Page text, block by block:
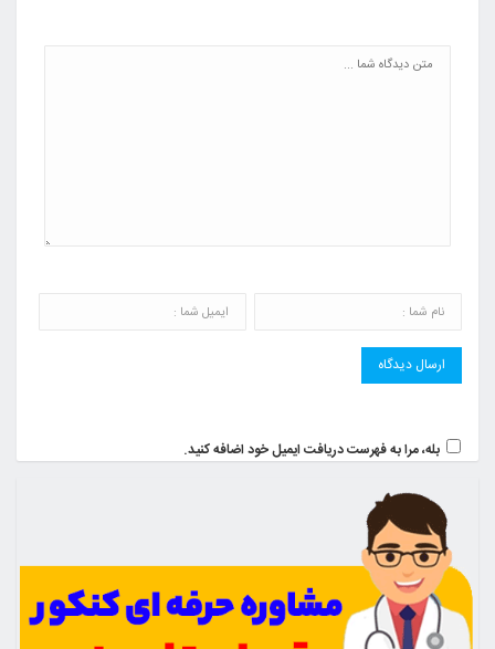
بله، مرا به فهرست دریافت ایمیل خود اضافه کنید.